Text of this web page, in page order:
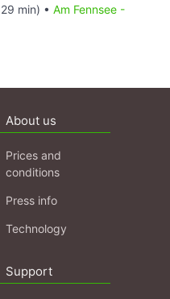
min) • Am Fennsee -
About us
Prices and
conditions
Press info
Technology
Support